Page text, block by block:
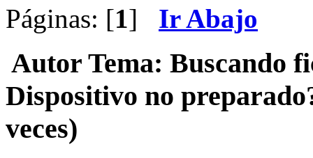
Páginas: [1] Ir Abajo
Autor Tema: Buscando
Dispositivo no
veces)